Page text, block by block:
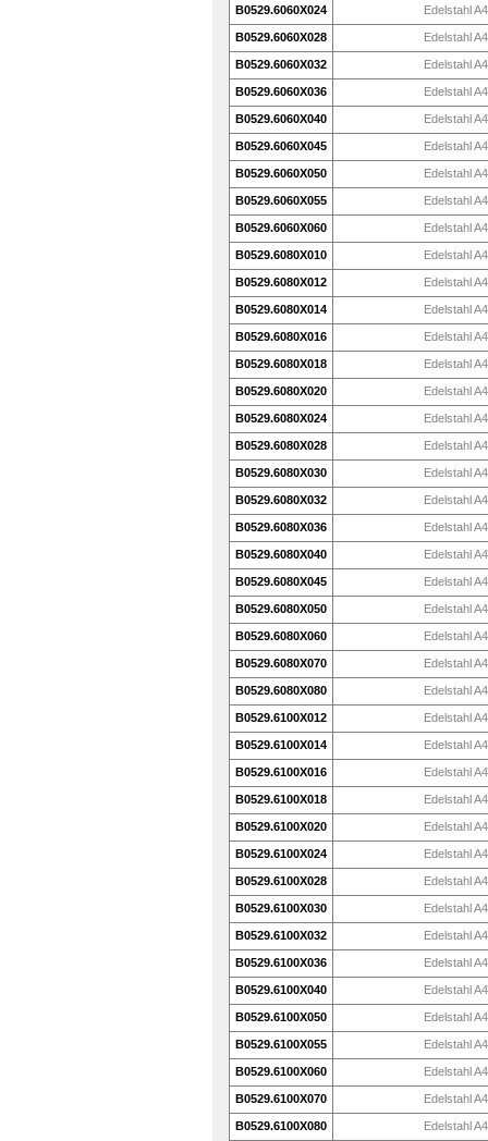
B0529.6060X024 Edelstahl A4
B0529.6060X028 Edelstahl A4
B0529.6060X032 Edelstahl A4
B0529.6060X036 Edelstahl A4
B0529.6060X040 Edelstahl A4
B0529.6060X045 Edelstahl A4
B0529.6060X050 Edelstahl A4
B0529.6060X055 Edelstahl A4
B0529.6060X060 Edelstahl A4
B0529.6080X010 Edelstahl A4
B0529.6080X012 Edelstahl A4
B0529.6080X014 Edelstahl A4
B0529.6080X016 Edelstahl A4
B0529.6080X018 Edelstahl A4
B0529.6080X020 Edelstahl A4
B0529.6080X024 Edelstahl A4
B0529.6080X028 Edelstahl A4
B0529.6080X030 Edelstahl A4
B0529.6080X032 Edelstahl A4
B0529.6080X036 Edelstahl A4
B0529.6080X040 Edelstahl A4
B0529.6080X045 Edelstahl A4
B0529.6080X050 Edelstahl A4
B0529.6080X060 Edelstahl A4
B0529.6080X070 Edelstahl A4
B0529.6080X080 Edelstahl A4
B0529.6100X012 Edelstahl A4
B0529.6100X014 Edelstahl A4
B0529.6100X016 Edelstahl A4
B0529.6100X018 Edelstahl A4
B0529.6100X020 Edelstahl A4
B0529.6100X024 Edelstahl A4
B0529.6100X028 Edelstahl A4
B0529.6100X030 Edelstahl A4
B0529.6100X032 Edelstahl A4
B0529.6100X036 Edelstahl A4
B0529.6100X040 Edelstahl A4
B0529.6100X050 Edelstahl A4
B0529.6100X055 Edelstahl A4
B0529.6100X060 Edelstahl A4
B0529.6100X070 Edelstahl A4
B0529.6100X080 Edelstahl A4